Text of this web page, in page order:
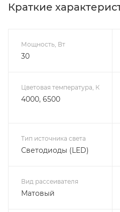
Краткие
Мощность, Вт
30
Цветовая температура, К
4000, 6500
Тип источника света
Светодиоды (LED)
Вид рассеивателя
Матовый